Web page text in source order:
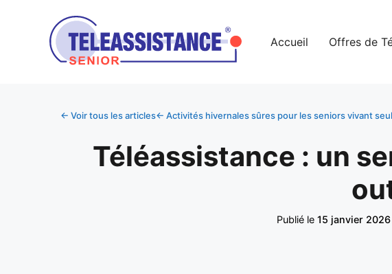
Accueil Offres de
← Voir tous les articles← Activités hivernales sûres pour les seniors vivant
Téléassistance : un
Publié le 15 janvier 2026